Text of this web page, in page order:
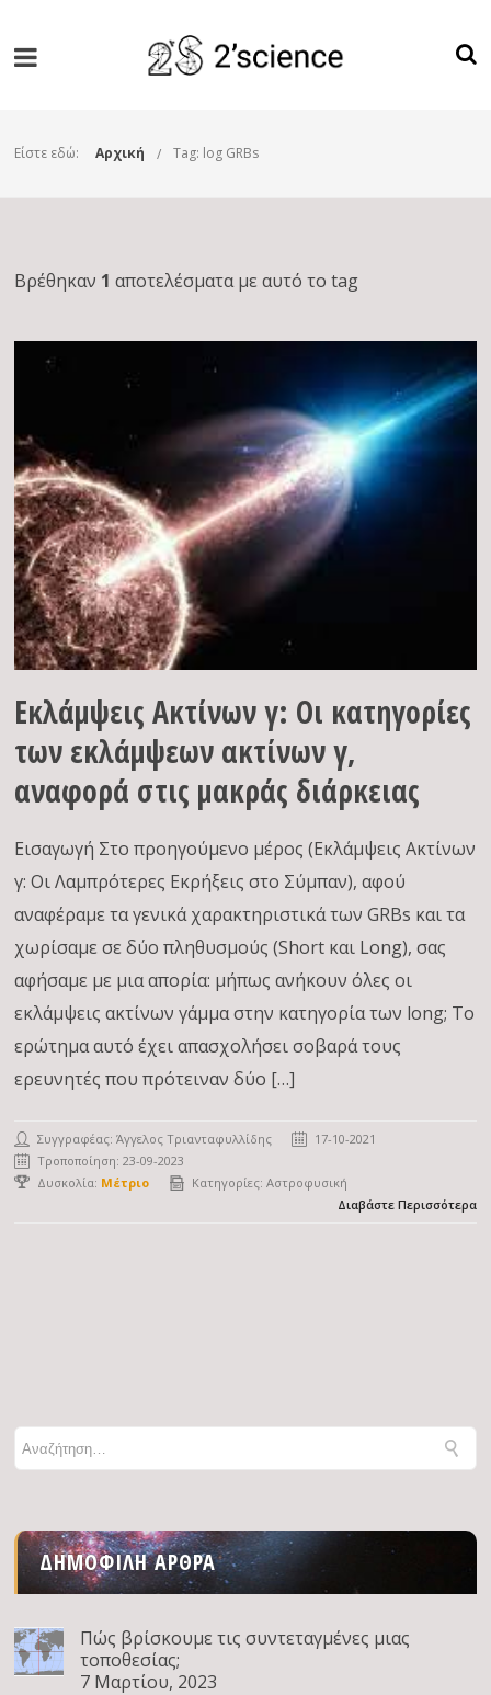
Είστε εδώ: Αρχική Tag: log GRBs
Βρέθηκαν 1 αποτελέσματα με αυτό το tag
Εκλάμψεις Aκτίνων γ: Οι κατηγορίες
των εκλάμψεων ακτίνων γ,
αναφορά στις μακράς διάρκειας
Εισαγωγή Στο προηγούμενο μέρος (Εκλάμψεις Ακτίνων
γ: Οι Λαμπρότερες Εκρήξεις στο Σύμπαν), αφού
αναφέραμε τα γενικά χαρακτηριστικά των GRBs και τα
χωρίσαμε σε δύο πληθυσμούς (Short και Long), σας
αφήσαμε με μια απορία: μήπως ανήκουν όλες οι
εκλάμψεις ακτίνων γάμμα στην κατηγορία των long; Το
ερώτημα αυτό έχει απασχολήσει σοβαρά τους
ερευνητές που πρότειναν δύο […]
Συγγραφέας:Άγγελος Τριανταφυλλίδης
17-10-2021
Τροποποίηση: 23-09-2023
Δυσκολία: Μέτριο Κατηγορίες:Αστροφυσική
Διαβάστε Περισσότερα
ΔΗΜΟΦΙΛΉ ΆΡΘΡΑ
Πώς βρίσκουμε τις συντεταγμένες μιας
τοποθεσίας;
7 Μαρτίου, 2023